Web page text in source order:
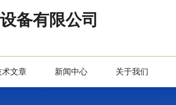
备有限公司
术文章 新闻中心 关于我们